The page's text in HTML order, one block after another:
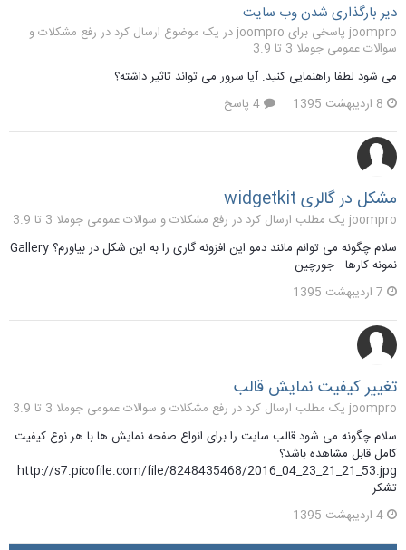
دیر بارگذاری شدن وب سایت
joompro پاسخی برای joompro در یک موضوع ارسال کرد در
رفع مشکلات و
سوالات عمومی جوملا 3 تا 3.9
می شود لطفا راهنمایی کنید. آیا سرور می تواند تاثیر داشته؟
8 اردیبهشت 1395
مشکل در گالری widgetkit
joompro یک مطلب ارسال کرد در
رفع مشکلات و سوالات عمومی جوملا 3 تا 3.9
سلام چگونه می توانم مانند دمو این افزونه گاری را به این شکل در بیاورم؟ Gallery
نمونه کارها - جورچین
7 اردیبهشت 1395
تغییر کیفیت نمایش قالب
joompro یک مطلب ارسال کرد در
رفع مشکلات و سوالات عمومی جوملا 3 تا 3.9
سلام چگونه می شود قالب سایت را برای انواع صفحه نمایش ها با هر نوع کیفیت
کامل قابل مشاهده باشد؟
http://s7.picofile.com/file/8248435468/2016_04_23_21_21_53.jpg
تشکر
4 اردیبهشت 1395